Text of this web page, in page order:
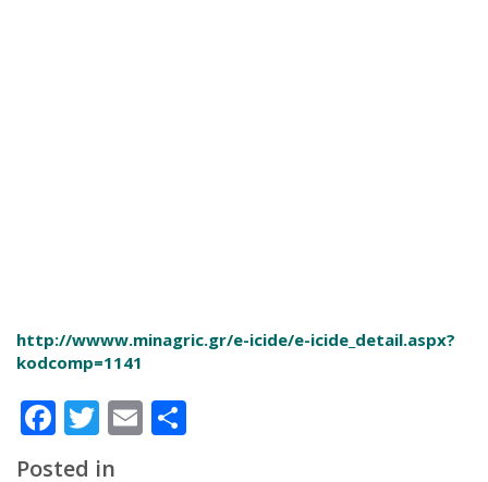
http://wwww.minagric.gr/e-icide/e-icide_detail.aspx?
kodcomp=1141
Facebook
Twitter
Email
Posted in